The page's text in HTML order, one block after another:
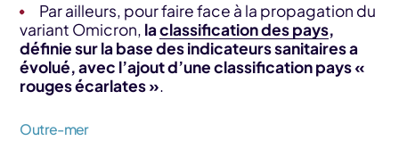
Par ailleurs, pour faire face à la propagation du
variant Omicron, laclassification des pays,
définie sur la base des indicateurs sanitaires a
évolué, avec l’ajout d’une classification pays «
rouges écarlates ».
Outre-mer